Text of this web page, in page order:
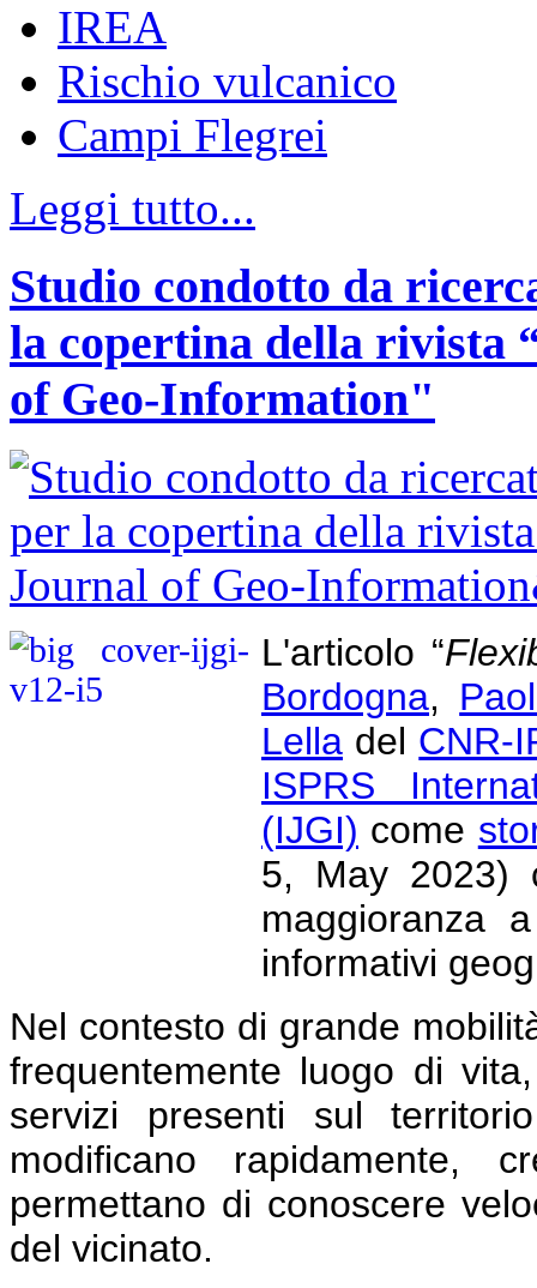
IREA
Rischio vulcanico
Campi Flegrei
Leggi tutto...
Studio condotto da
la copertina della rivista
of Geo-Information"
L'articolo “
Bordogna,
Lella del CNR-
ISPRS
(IJGI) come
5, May 2023)
maggioranza
informativi
Nel contesto di grande
frequentemente luogo di
servizi presenti sul
modificano rapidamente,
permettano di conoscere
del vicinato.